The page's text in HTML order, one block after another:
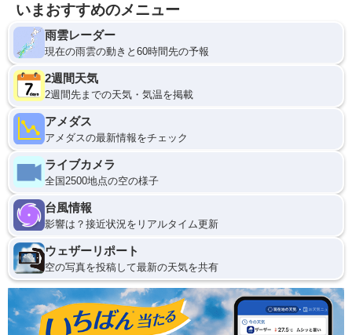
いまおすすめのメニュー
雨雲レーダー
現在の雨雲の動きと60時間先の予報
2週間天気
2週間先までの天気・気温を掲載
アメダス
アメダスの最新情報をチェック
ライブカメラ
全国2500地点の空の様子
台風情報
影響は？接近状況をリアルタイム更新
ウェザーリポート
空の写真を投稿して最新の天気を共有